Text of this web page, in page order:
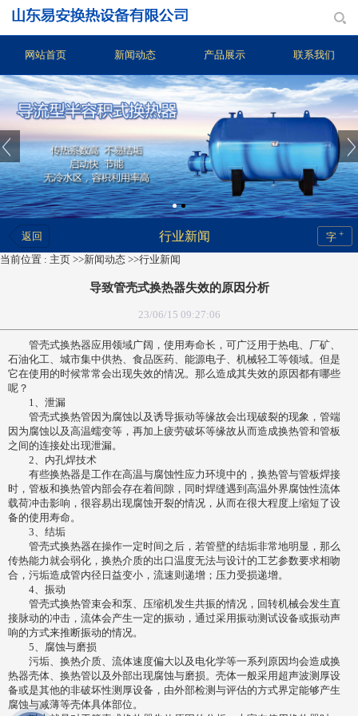
网站首页 新闻动态 产品展示 联系我们
返回 行业新闻 字 +
当前位置 : 主页 >>新闻动态 >>行业新闻
导致管壳式换热器失效的原因分析
23/06/15 09:27:06
管壳式换热器应用领域广阔，使用寿命长，可广泛用于热电、厂矿、
石油化工、城市集中供热、食品医药、能源电子、机械轻工等领域。但是
它在使用的时候常常会出现失效的情况。那么造成其失效的原因都有哪些
呢？
1、泄漏
管壳式换热管因为腐蚀以及诱导振动等缘故会出现破裂的现象，管端
因为腐蚀以及高温蠕变等，再加上疲劳破坏等缘故从而造成换热管和管板
之间的连接处出现泄漏。
2、内孔焊技术
有些换热器是工作在高温与腐蚀性应力环境中的，换热管与管板焊接
时，管板和换热管内部会存在着间隙，同时焊缝遇到高温外界腐蚀性流体
载荷冲击影响，很容易出现腐蚀开裂的情况，从而在很大程度上缩短了设
备的使用寿命。
3、结垢
管壳式换热器在操作一定时间之后，若管壁的结垢非常地明显，那么
传热能力就会弱化，换热介质的出口温度无法与设计的工艺参数要求相吻
合，污垢造成管内径日益变小，流速则递增；压力受损递增。
4、振动
管壳式换热管束会和泵、压缩机发生共振的情况，回转机械会发生直
接脉动的冲击，流体会产生一定的振动，通过采用振动测试设备或振动声
响的方式来推断振动的情况。
5、腐蚀与磨损
污垢、换热介质、流体速度偏大以及电化学等一系列原因均会造成换
热器壳体、换热管以及外部出现腐蚀与磨损。壳体一般采用超声波测厚设
备或是其他的非破坏性测厚设备，由外部检测与评估的方式界定能够产生
腐蚀与减薄等壳体具体部位。